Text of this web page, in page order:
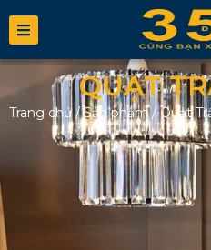
QUẠT
Trang chủ/Sản phẩm/Quạt